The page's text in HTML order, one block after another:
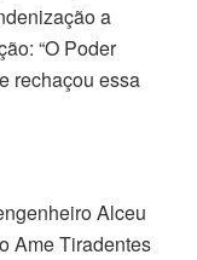
a
“O Poder
rechaçou essa
Alceu
Ame Tiradentes